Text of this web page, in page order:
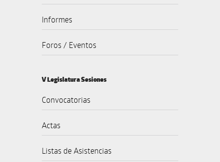
Informes
Foros / Eventos
V Legislatura Sesiones
Convocatorias
Actas
Listas de Asistencias